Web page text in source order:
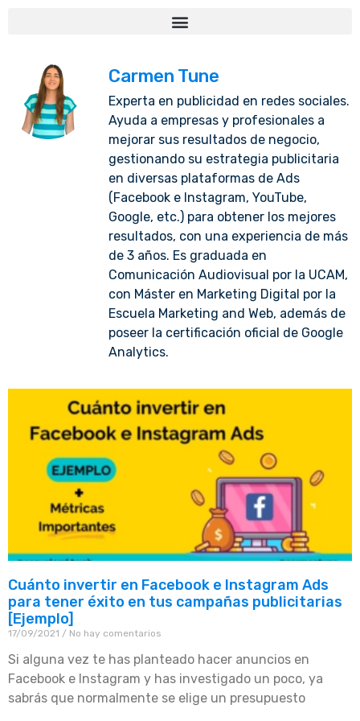
Carmen Tune
Experta en publicidad en redes sociales.
Ayuda a empresas y profesionales a
mejorar sus resultados de negocio,
gestionando su estrategia publicitaria
en diversas plataformas de Ads
(Facebook e Instagram, YouTube,
Google, etc.) para obtener los mejores
resultados, con una experiencia de más
de 3 años. Es graduada en
Comunicación Audiovisual por la UCAM,
con Máster en Marketing Digital por la
Escuela Marketing and Web, además de
poseer la certificación oficial de Google
Analytics.
Cuánto invertir en Facebook e Instagram Ads
para tener éxito en tus campañas publicitarias
[Ejemplo]
17/09/2021 No hay comentarios
Si alguna vez te has planteado hacer anuncios en
Facebook e Instagram y has investigado un poco, ya
sabrás que normalmente se elige un presupuesto